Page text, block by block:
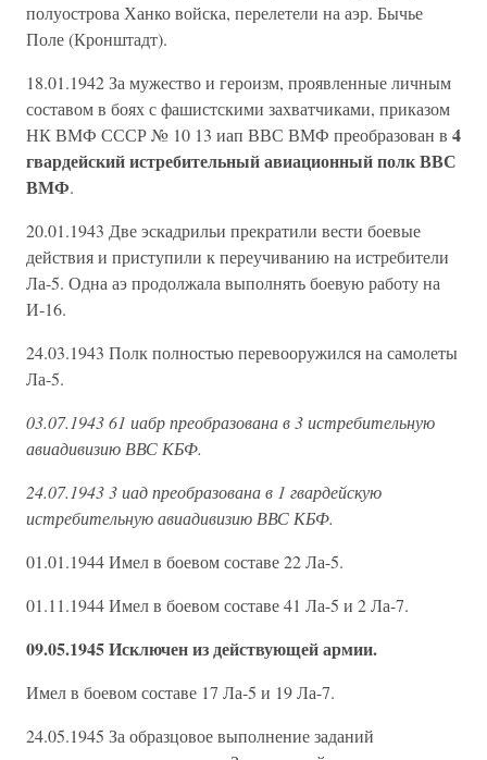
полуострова Ханко войска, перелетели на аэр. Бычье
Поле (Кронштадт).
18.01.1942 За мужество и героизм, проявленные личным
составом в боях с фашистскими захватчиками, приказом
НК ВМФ СССР № 10 13 иап ВВС ВМФ преобразован в 4
гвардейский истребительный авиационный полк ВВС
ВМФ.
20.01.1943 Две эскадрильи прекратили вести боевые
действия и приступили к переучиванию на истребители
Ла-5. Одна аэ продолжала выполнять боевую работу на
И-16.
24.03.1943 Полк полностью перевооружился на самолеты
Ла-5.
03.07.1943 61 иабр преобразована в 3 истребительную
авиадивизию ВВС КБФ.
24.07.1943 3 иад преобразована в 1 гвардейскую
истребительную авиадивизию ВВС КБФ.
01.01.1944 Имел в боевом составе 22 Ла-5.
01.11.1944 Имел в боевом составе 41 Ла-5 и 2 Ла-7.
09.05.1945 Исключен из действующей армии.
Имел в боевом составе 17 Ла-5 и 19 Ла-7.
24.05.1945 За образцовое выполнение заданий